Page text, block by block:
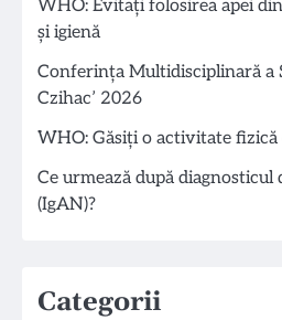
WHO: Evitați folosirea apei
și igienă
Conferința Multidisciplinară a
Czihac’ 2026
WHO: Găsiți o activitate
Ce urmează după
(IgAN)?
Categorii